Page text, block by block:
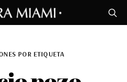
POR ETIQUETA